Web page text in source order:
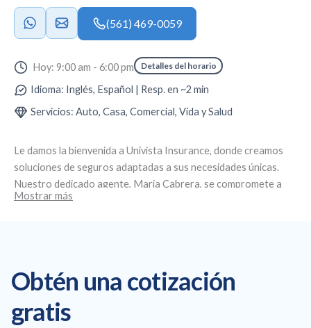
(561) 469-0059
Le damos la bienvenida a Univista Insurance, donde creamos
soluciones de seguros adaptadas a sus necesidades únicas.
Nuestro dedicado agente, Maria Cabrera, se compromete a
brindar un servicio personalizado y asesoramiento experto.
garantizar una protección total en todos los aspectos de su
vida y su negocio.
Mostrar más
Hoy: 9:00 am - 6:00 pm Detalles del horario
Idioma: Inglés, Español | Resp. en ~2 min
Servicios: Auto, Casa, Comercial, Vida y Salud
Obtén una cotización
gratis